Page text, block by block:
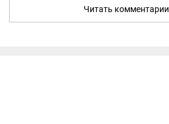
Читать комментарии